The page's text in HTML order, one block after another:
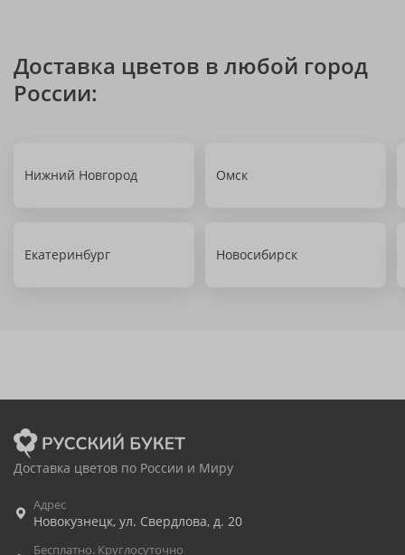
Доставка цветов в любой город
России:
Нижний Новгород Омск
Екатеринбург Новосибирск
Доставка цветов по России и Миру
Адрес
Новокузнецк, ул. Свердлова, д. 20
Бесплатно. Круглосуточно